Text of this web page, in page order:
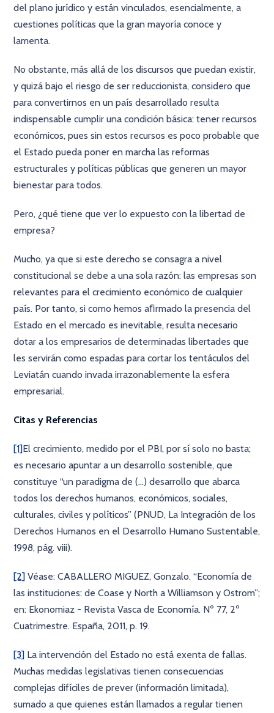
del plano jurídico y están vinculados, esencialmente, a
cuestiones políticas que la gran mayoría conoce y
lamenta.
No obstante, más allá de los discursos que puedan existir,
y quizá bajo el riesgo de ser reduccionista, considero que
para convertirnos en un país desarrollado resulta
indispensable cumplir una condición básica: tener recursos
económicos, pues sin estos recursos es poco probable que
el Estado pueda poner en marcha las reformas
estructurales y políticas públicas que generen un mayor
bienestar para todos.
Pero, ¿qué tiene que ver lo expuesto con la libertad de
empresa?
Mucho, ya que si este derecho se consagra a nivel
constitucional se debe a una sola razón: las empresas son
relevantes para el crecimiento económico de cualquier
país. Por tanto, si como hemos aﬁrmado la presencia del
Estado en el mercado es inevitable, resulta necesario
dotar a los empresarios de determinadas libertades que
les servirán como espadas para cortar los tentáculos del
Leviatán cuando invada irrazonablemente la esfera
empresarial.
Citas y Referencias
[1]El crecimiento, medido por el PBI, por sí solo no basta;
es necesario apuntar a un desarrollo sostenible, que
constituye “un paradigma de (…) desarrollo que abarca
todos los derechos humanos, económicos, sociales,
culturales, civiles y políticos” (PNUD, La Integración de los
Derechos Humanos en el Desarrollo Humano Sustentable,
1998, pág. viii).
[2] Véase: CABALLERO MIGUEZ, Gonzalo. “Economía de
las instituciones: de Coase y North a Williamson y Ostrom”;
en: Ekonomiaz - Revista Vasca de Economía. Nº 77, 2º
Cuatrimestre. España, 2011, p. 19.
[3] La intervención del Estado no está exenta de fallas.
Muchas medidas legislativas tienen consecuencias
complejas difíciles de prever (información limitada),
sumado a que quienes están llamados a regular tienen